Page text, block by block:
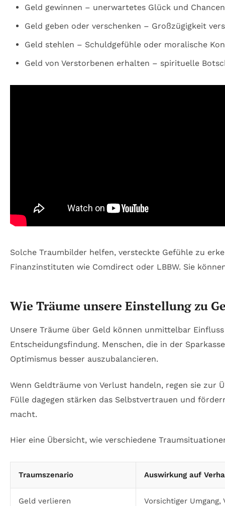
Geld gewinnen – unerwartetes Glück und Chancen
Geld geben oder verschenken – Großzügigkeit
Geld stehlen – Schuldgefühle oder moralische
Geld von Verstorbenen erhalten – spirituelle
Solche Traumbilder helfen, versteckte Gefühle zu
Finanzinstituten wie Comdirect oder LBBW. Sie
Wie Träume unsere Einstellung zu
Unsere Träume über Geld können unmittelbar
Entscheidungsfindung. Menschen, die in der
Optimismus besser auszubalancieren.
Wenn Geldträume von Verlust handeln, regen sie zur
Fülle dagegen stärken das Selbstvertrauen und
macht.
Hier eine Übersicht, wie verschiedene
Traumszenario Auswirkung auf
Geld verlieren Vorsichtiger Umgang,